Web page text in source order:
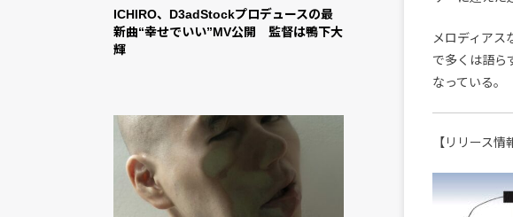
ICHIRO、D3adStockプロデュースの最
新曲“幸せでいい”MV公開 監督は鴨下大
輝
メロディアス
で多くは語ら
なっている。
【リリース情